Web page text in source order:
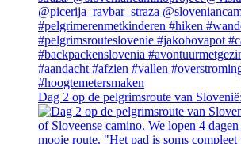
Dag 2 op de pelgrimsroute van